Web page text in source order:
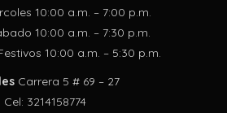
10:00 a.m. – 7:00 p.m.
10:00 a.m. – 7:30 p.m.
10:00 a.m. – 5:30 p.m.
Carrera 5 # 69 – 27
Cel: 3214158774